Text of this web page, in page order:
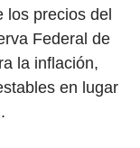
los precios del
Federal de
la inflación,
en lugar